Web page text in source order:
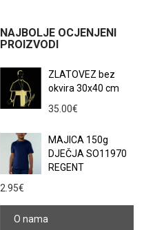
NAJBOLJE OCJENJENI
PROIZVODI
ZLATOVEZ bez
okvira 30x40 cm
35.00€
MAJICA 150g
DJEČJA SO11970
REGENT
2.95€
O nama